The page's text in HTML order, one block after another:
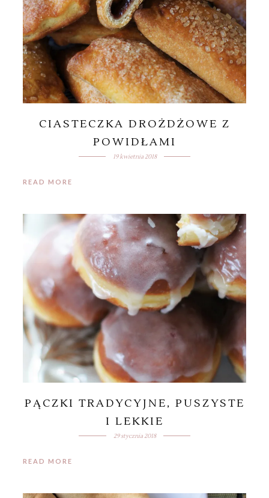
CIASTECZKA DROŻDŻOWE Z
POWIDŁAMI
19 kwietnia 2018
READ MORE
PĄCZKI TRADYCYJNE, PUSZYSTE
I LEKKIE
29 stycznia 2018
READ MORE